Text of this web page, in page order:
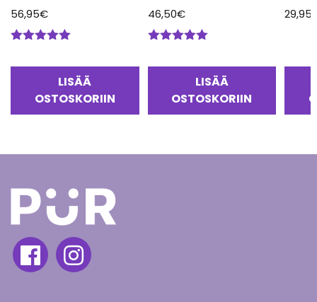
56,95€
LISÄÄ
OSTOSKORIIN
46,50€
LISÄÄ
OSTOSKORIIN
29,95